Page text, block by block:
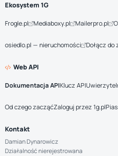
Ekosystem 1G
Frogle.pl Mediaboxy.pl Mailerpro.pl
osiedlo.pl — nieruchomości Dołącz do
Web API
Dokumentacja APIKlucz API
Od czego zacząćZaloguj przez 1g.pl
Kontakt
Damian Dynarowicz
Działalność nierejestrowana